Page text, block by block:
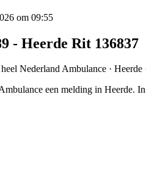
om 09:55
- Heerde Rit 136837
Nederland Ambulance ·
een melding in Heerde.